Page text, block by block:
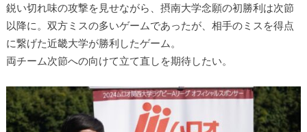
鋭い切れ味の攻撃を見せながら、摂南大学念願の初勝利は次節
以降に。双方ミスの多いゲームであったが、相手のミスを得点
に繋げた近畿大学が勝利したゲーム。
両チーム次節への向けて立て直しを期待したい。